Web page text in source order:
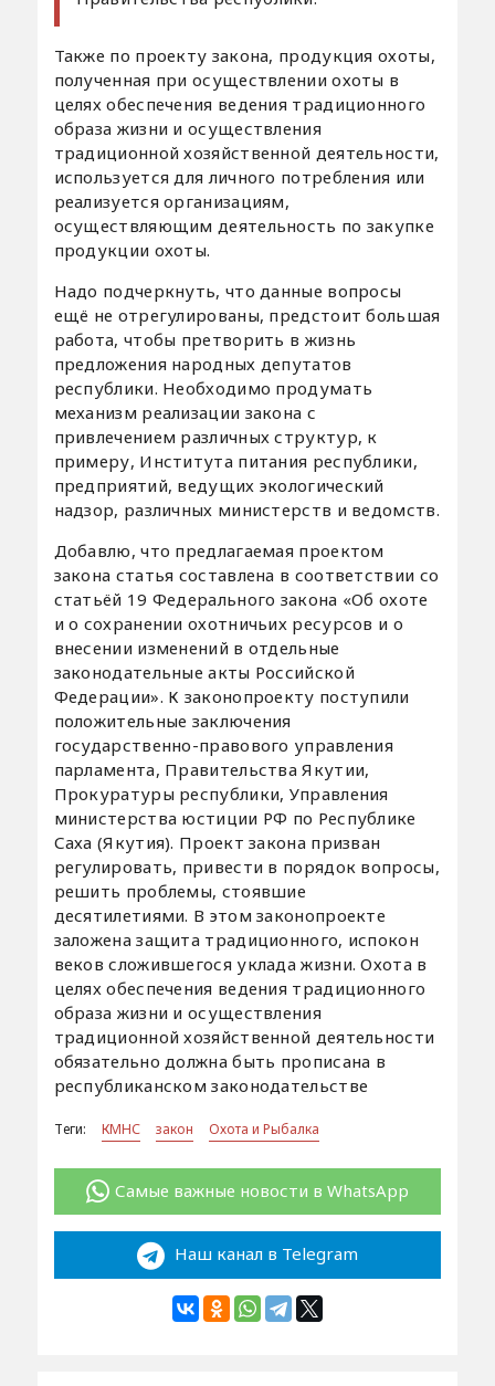
Также по проекту закона, продукция охоты,
полученная при осуществлении охоты в
целях обеспечения ведения традиционного
образа жизни и осуществления
традиционной хозяйственной деятельности,
используется для личного потребления или
реализуется организациям,
осуществляющим деятельность по закупке
продукции охоты.
Надо подчеркнуть, что данные вопросы
ещё не отрегулированы, предстоит большая
работа, чтобы претворить в жизнь
предложения народных депутатов
республики. Необходимо продумать
механизм реализации закона с
привлечением различных структур, к
примеру, Института питания республики,
предприятий, ведущих экологический
надзор, различных министерств и ведомств.
Добавлю, что предлагаемая проектом
закона статья составлена в соответствии со
статьёй 19 Федерального закона «Об охоте
и о сохранении охотничьих ресурсов и о
внесении изменений в отдельные
законодательные акты Российской
Федерации». К законопроекту поступили
положительные заключения
государственно-правового управления
парламента, Правительства Якутии,
Прокуратуры республики, Управления
министерства юстиции РФ по Республике
Саха (Якутия). Проект закона призван
регулировать, привести в порядок вопросы,
решить проблемы, стоявшие
десятилетиями. В этом законопроекте
заложена защита традиционного, испокон
веков сложившегося уклада жизни. Охота в
целях обеспечения ведения традиционного
образа жизни и осуществления
традиционной хозяйственной деятельности
обязательно должна быть прописана в
республиканском законодательстве
Теги: КМНС закон Охота и Рыбалка
Самые важные новости в WhatsApp
Наш канал в Telegram